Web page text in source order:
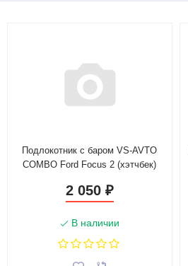
Подлокотник с баром VS-AVTO
COMBO Ford Focus 2 (хэтчбек)
2 050 ₽
В наличии